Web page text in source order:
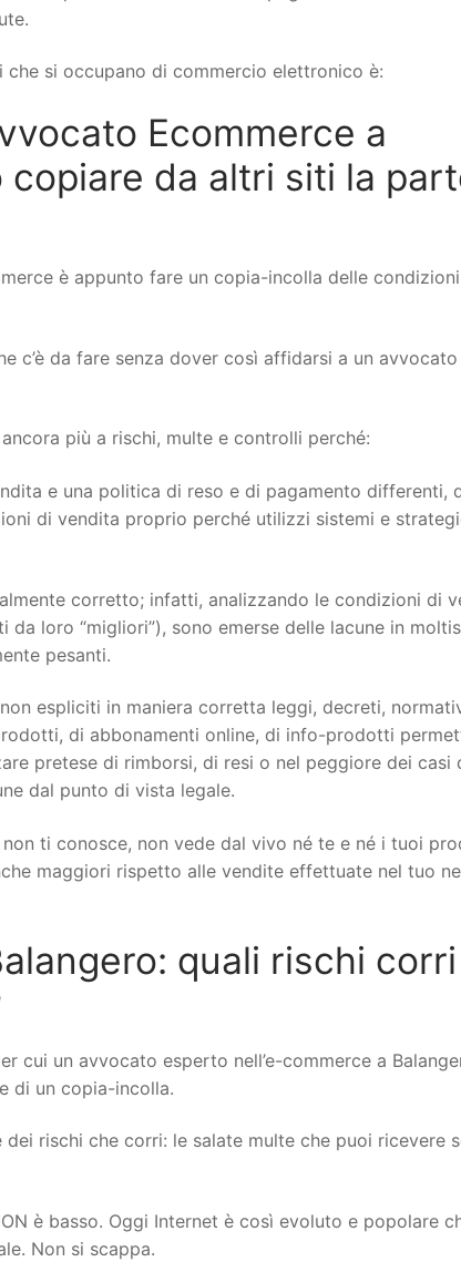
si occupano di commercio elettronico è:
Ecommerce a
da altri siti la
è appunto fare un copia-incolla delle
c’è da fare senza dover così affidarsi a un avvocato
più a rischi, multe e controlli perché:
e una politica di reso e di pagamento differenti,
di vendita proprio perché utilizzi sistemi e
corretto; infatti, analizzando le condizioni di
loro “migliori”), sono emerse delle lacune in
pesanti.
espliciti in maniera corretta leggi, decreti,
di abbonamenti online, di info-prodotti
pretese di rimborsi, di resi o nel peggiore dei casi
dal punto di vista legale.
ti conosce, non vede dal vivo né te e né i tuoi
maggiori rispetto alle vendite effettuate nel tuo
quali rischi corri
cui un avvocato esperto nell’e-commerce a
di un copia-incolla.
rischi che corri: le salate multe che puoi ricevere
è basso. Oggi Internet è così evoluto e popolare
Non si scappa.